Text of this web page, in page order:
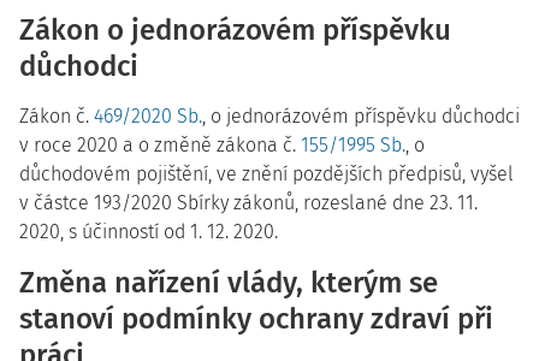
Zákon o jednorázovém příspěvku
důchodci
Zákon č. 469/2020 Sb., o jednorázovém příspěvku důchodci
v roce 2020 a o změně zákona č. 155/1995 Sb., o
důchodovém pojištění, ve znění pozdějších předpisů, vyšel
v částce 193/2020 Sbírky zákonů, rozeslané dne 23. 11.
2020, s účinností od 1. 12. 2020.
Změna nařízení vlády, kterým se
stanoví podmínky ochrany zdraví při